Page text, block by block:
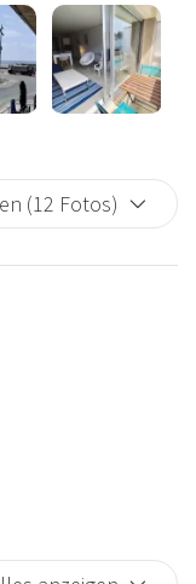
(12 Fotos)